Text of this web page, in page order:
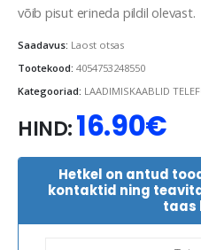
võib pisut erineda pildil olevast.
Saadavus: Laost otsas
Tootekood: 4054753248550
Kategooriad: LAADIMISKAABLID
HIND:16.90€
Hetkel on antud
kontaktid ning
taas